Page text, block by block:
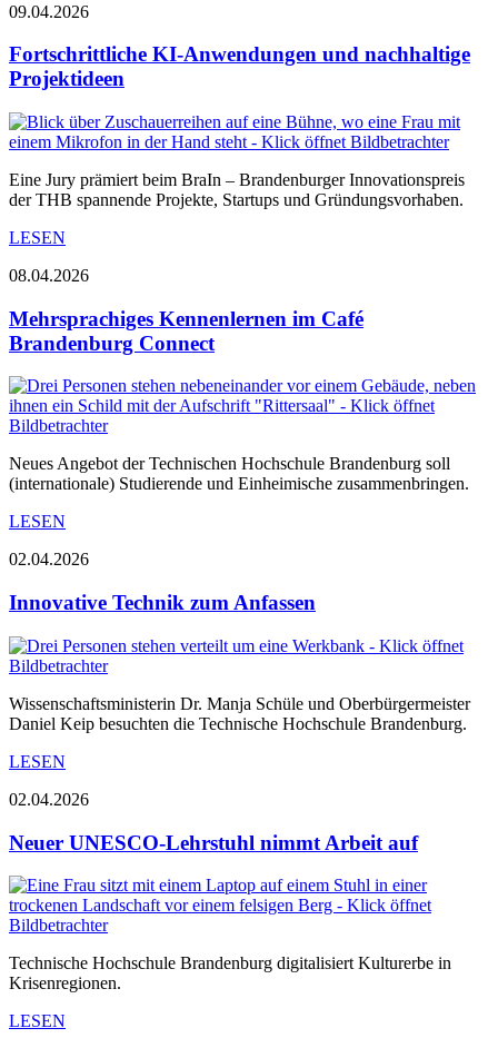
09.04.2026
Fortschrittliche KI-Anwendungen und nachhaltige
Projektideen
Eine Jury prämiert beim BraIn – Brandenburger Innovationspreis
der THB spannende Projekte, Startups und Gründungsvorhaben.
LESEN
08.04.2026
Mehrsprachiges Kennenlernen im Café
Brandenburg Connect
Neues Angebot der Technischen Hochschule Brandenburg soll
(internationale) Studierende und Einheimische zusammenbringen.
LESEN
02.04.2026
Innovative Technik zum Anfassen
Wissenschaftsministerin Dr. Manja Schüle und Oberbürgermeister
Daniel Keip besuchten die Technische Hochschule Brandenburg.
LESEN
02.04.2026
Neuer UNESCO-Lehrstuhl nimmt Arbeit auf
Technische Hochschule Brandenburg digitalisiert Kulturerbe in
Krisenregionen.
LESEN